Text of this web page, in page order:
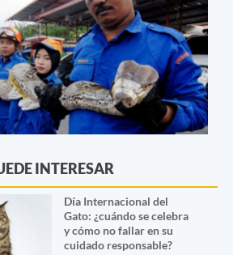
INTERESAR
Día Internacional del
Gato: ¿cuándo se celebra
y cómo no fallar en su
cuidado responsable?